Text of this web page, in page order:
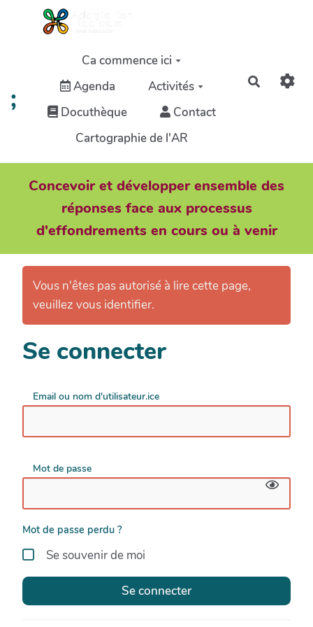
Aller au contenu principal
;
Ca commence ici
Agenda
Activités
Docuthèque
Contact
Cartographie de l'AR
Concevoir et développer ensemble des
réponses face aux processus
d'effondrements en cours ou à venir
Vous n'êtes pas autorisé à lire cette page,
veuillez vous identifier.
Se connecter
Email ou nom d'utilisateur.ice
Mot de passe
Mot de passe perdu ?
Se souvenir de moi
Se connecter